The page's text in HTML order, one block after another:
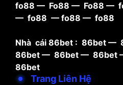
fo88 — Fo88 — Fo88 —
— fo88 — fo88 — fo88
Nhà cái 86bet : 86bet —
86bet — 86bet — 86bet
86bet
Trang Liên Hệ